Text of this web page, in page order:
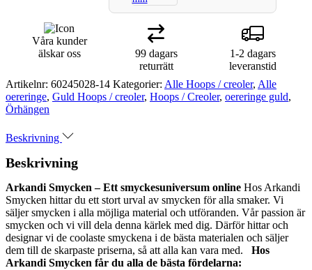
Våra kunder
älskar oss
99 dagars
returrätt
1-2 dagars
leveranstid
Artikelnr: 60245028-14 Kategorier: Alle Hoops / creoler, Alle
oereringe, Guld Hoops / creoler, Hoops / Creoler, oereringe guld,
Örhängen
Beskrivning
Beskrivning
Arkandi Smycken – Ett smyckesuniversum online Hos Arkandi
Smycken hittar du ett stort urval av smycken för alla smaker. Vi
säljer smycken i alla möjliga material och utföranden. Vår passion är
smycken och vi vill dela denna kärlek med dig. Därför hittar och
designar vi de coolaste smyckena i de bästa materialen och säljer
dem till de skarpaste priserna, så att alla kan vara med. Hos
Arkandi Smycken får du alla de bästa fördelarna: